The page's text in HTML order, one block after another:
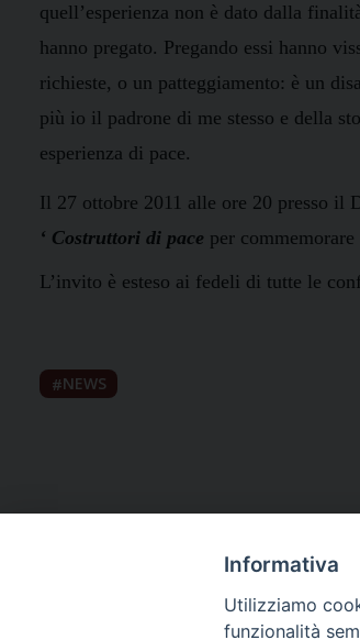
quell’esperienza non è dato dalla
hanno pregato. Pregando essi hanno
richieste, o un patteggiamento: è un
più io il padrone di me stesso e della
esperienza di pace.
Il 27 ottobre 2011 alle ore 20 presso il
‘ Costruttori di pace per
L’invito è esteso ai fedeli di tutte le
NEWS
Informativa
Utilizziamo
funzionalità